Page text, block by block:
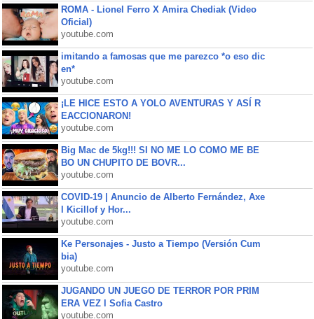
ROMA - Lionel Ferro X Amira Chediak (Video
Oficial)
youtube.com
imitando a famosas que me parezco *o eso dic
en*
youtube.com
¡LE HICE ESTO A YOLO AVENTURAS Y ASÍ R
EACCIONARON!
youtube.com
Big Mac de 5kg!!! SI NO ME LO COMO ME BE
BO UN CHUPITO DE BOVR...
youtube.com
COVID-19 | Anuncio de Alberto Fernández, Axe
l Kicillof y Hor...
youtube.com
Ke Personajes - Justo a Tiempo (Versión Cum
bia)
youtube.com
JUGANDO UN JUEGO DE TERROR POR PRIM
ERA VEZ l Sofia Castro
youtube.com